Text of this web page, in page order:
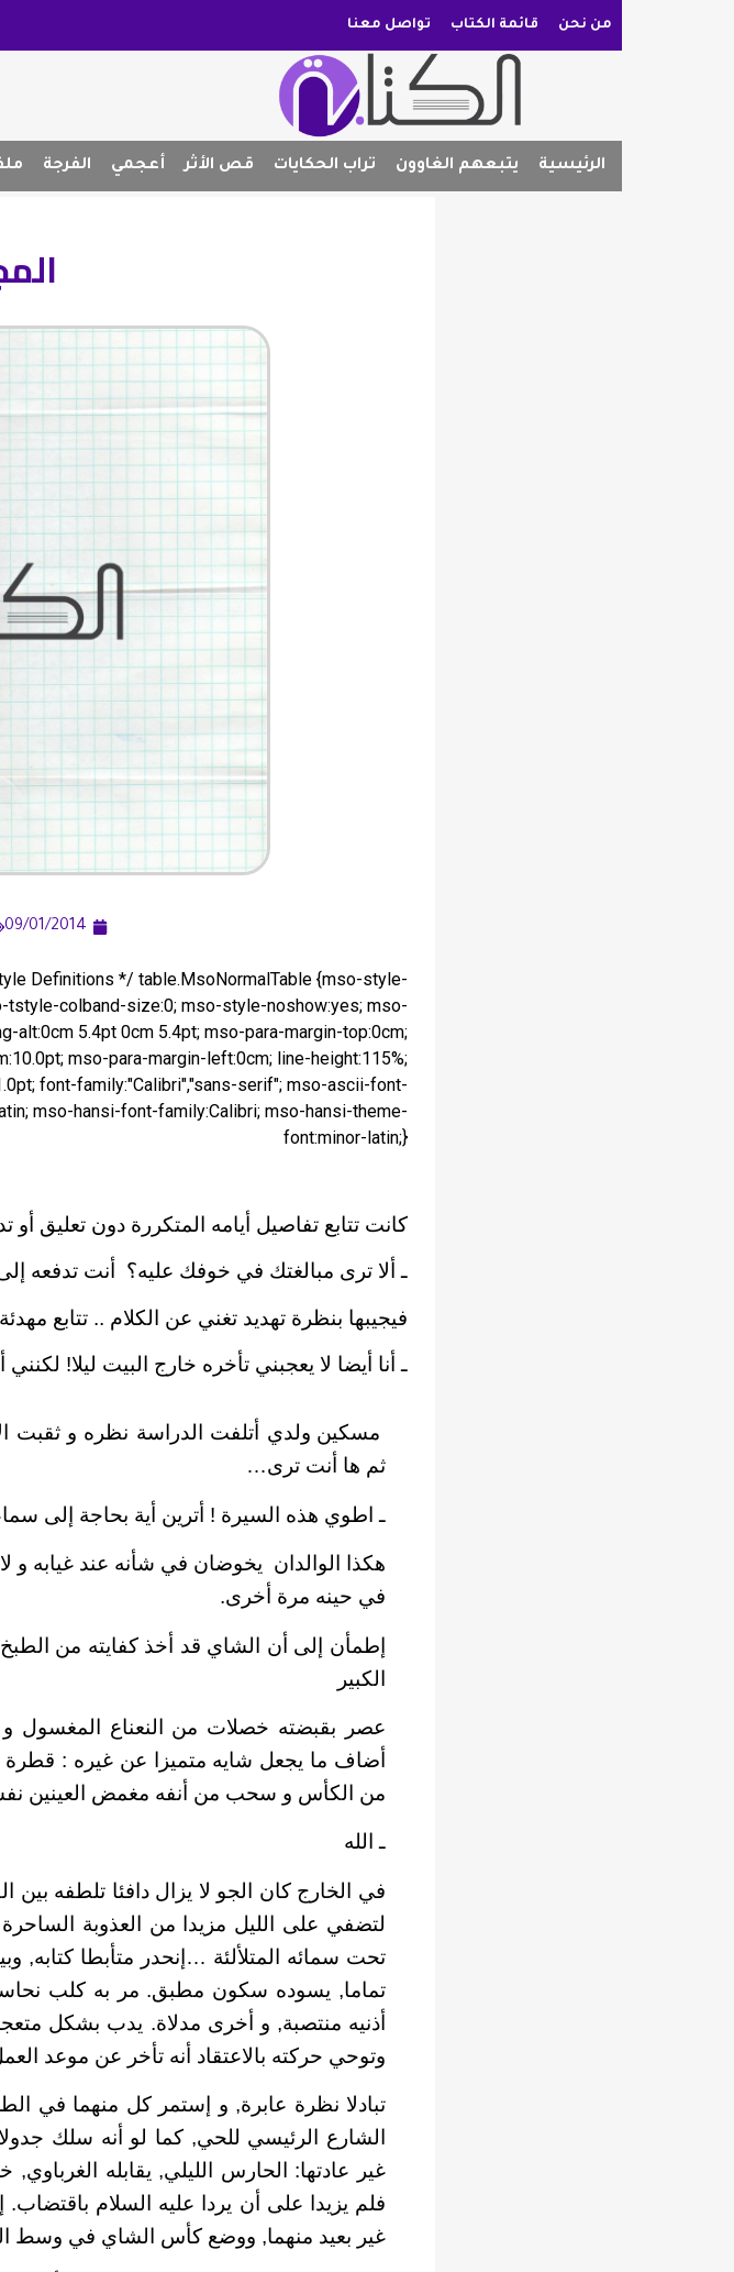
من نحن قائمة الكتاب تواصل معنا
الرئيسية يتبعهم الغاوون تراب الحكايات قص الأثر أعجمي الفرجة
09/01/2014
Definitions */ table.MsoNormalTable {mso-style-
tstyle-colband-size:0; mso-style-noshow:yes; mso-
alt:0cm 5.4pt 0cm 5.4pt; mso-para-margin-top:0cm;
mso-para-margin-left:0cm; line-height:115%;
font-family:"Calibri","sans-serif"; mso-ascii-font-
mso-hansi-font-family:Calibri; mso-hansi-theme-
font:minor-latin;}
كانت تتابع تفاصيل أيامه المتكررة دون تعليق أو
ـ ألا ترى مبالغتك في خوفك عليه؟ أنت تدفعه إلى
فيجيبها بنظرة تهديد تغني عن الكلام .. تتابع
ـ أنا أيضا لا يعجبني تأخره خارج البيت ليلا! لكنني
مسكين ولدي أتلفت الدراسة نظره و ثقبت
ثم ها أنت ترى…
ـ اطوي هذه السيرة ! أترين أية بحاجة إلى
هكذا الوالدان يخوضان في شأنه عند غيابه و
في حينه مرة أخرى.
إطمأن إلى أن الشاي قد أخذ كفايته من
الكبير
عصر بقبضته خصلات من النعناع المغسول
أضاف ما يجعل شايه متميزا عن غيره : قطرة
من الكأس و سحب من أنفه مغمض العينين
ـ الله
في الخارج كان الجو لا يزال دافئا تلطفه
لتضفي على الليل مزيدا من العذوبة
تحت سمائه المتلألئة …إنحدر متأبطا كتابه,
تماما, يسوده سكون مطبق. مر به كلب
أذنيه منتصبة, و أخرى مدلاة. يدب بشكل
وتوحي حركته بالاعتقاد أنه تأخر عن موعد
تبادلا نظرة عابرة, و إستمر كل منهما في
الشارع الرئيسي للحي, كما لو أنه سلك
غير عادتها: الحارس الليلي, يقابله
فلم يزيدا على أن يردا عليه السلام باقتضاب.
غير بعيد منهما, ووضع كأس الشاي في وسط